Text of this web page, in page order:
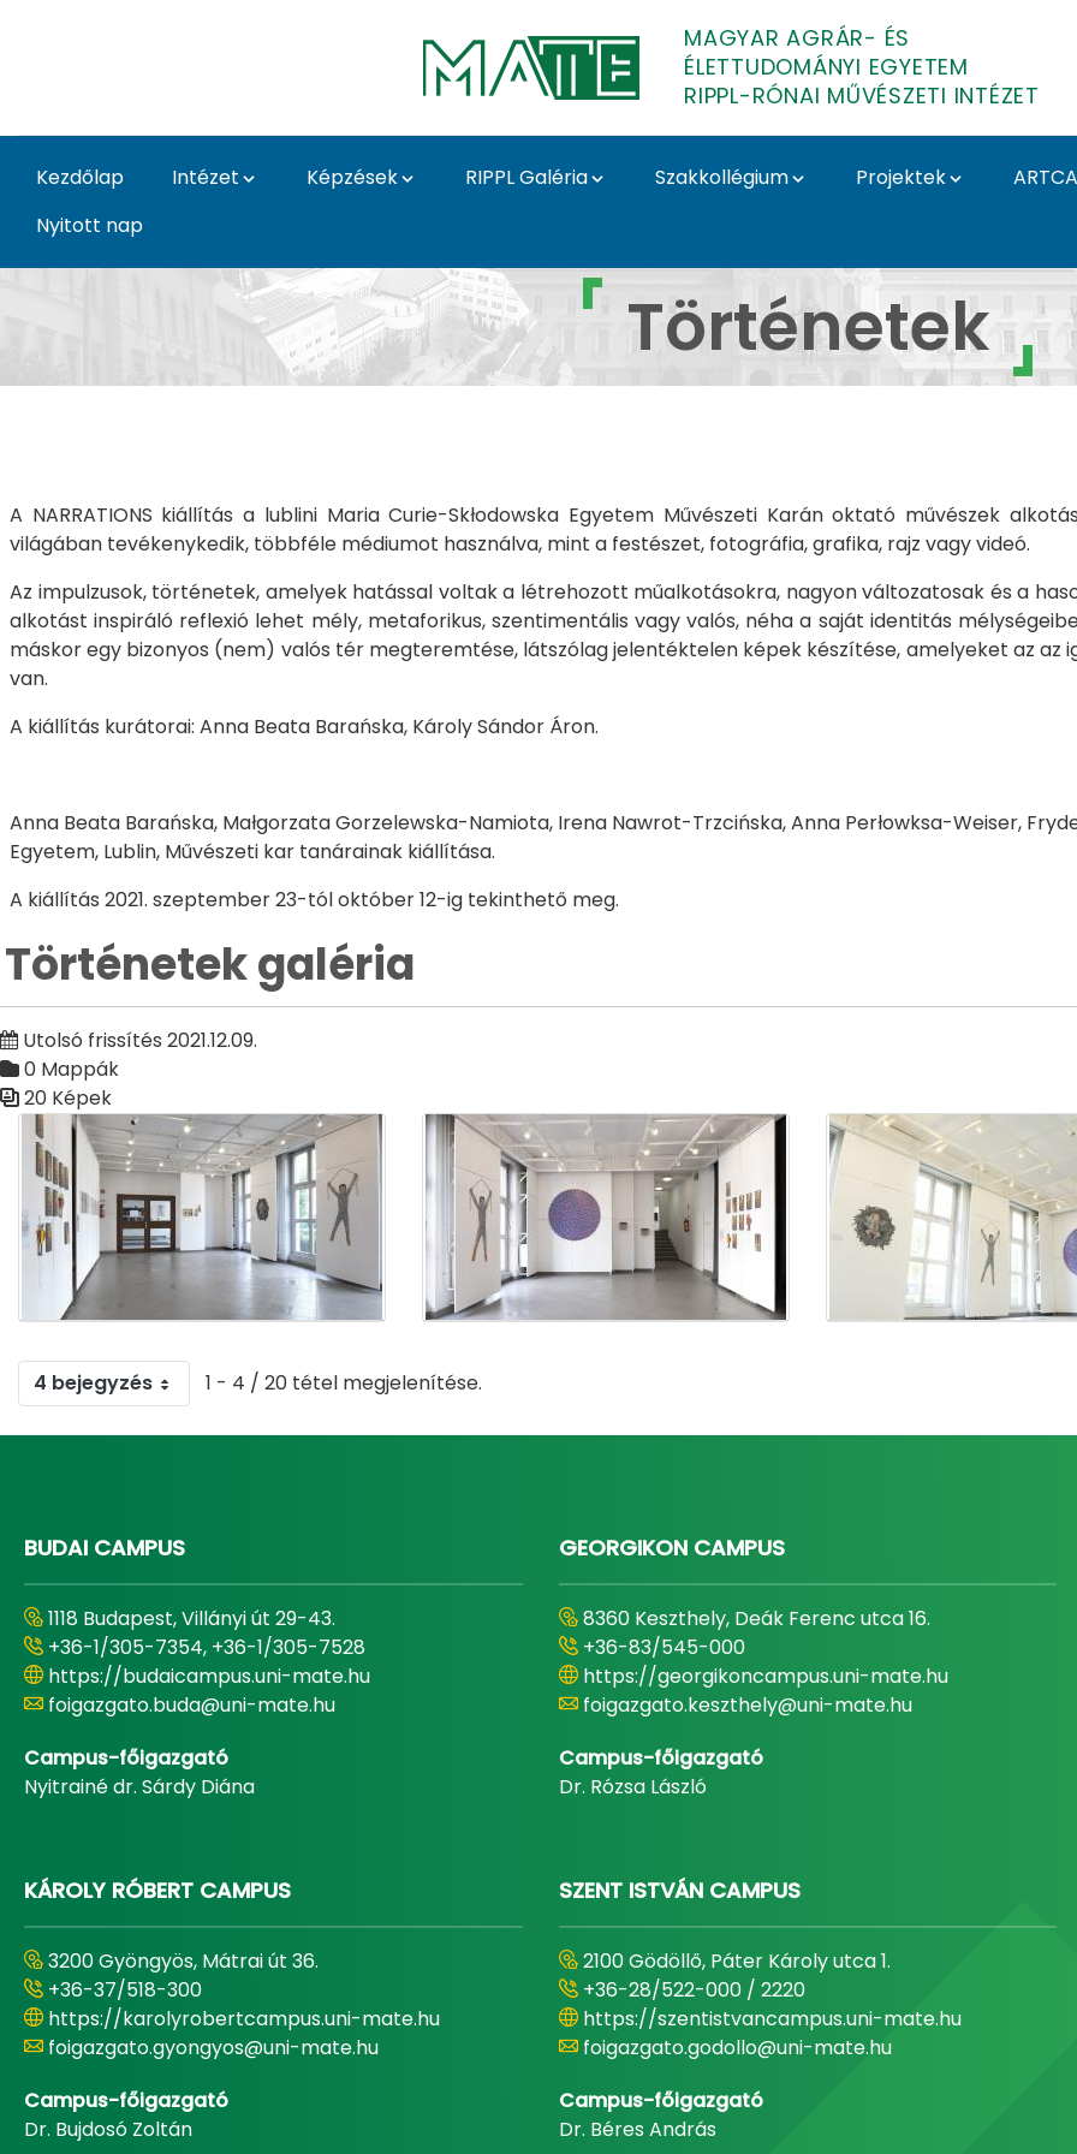
MAGYAR AGRÁR- ÉS
ÉLETTUDOMÁNYI EGYETEM
RIPPL-RÓNAI MŰVÉSZETI INTÉZET
Kezdőlap Intézet Képzések RIPPL Galéria Szakkollégium Projektek
Nyitott nap
Történetek galéria - Történetek - Rippl-
Történetek
A NARRATIONS kiállítás a lublini Maria Curie-Skłodowska Egyetem Művészeti Karán oktató művészek
világában tevékenykedik, többféle médiumot használva, mint a festészet, fotográfia, grafika, rajz vagy videó.
Az impulzusok, történetek, amelyek hatással voltak a létrehozott műalkotásokra, nagyon változatosak és a
alkotást inspiráló reflexió lehet mély, metaforikus, szentimentális vagy valós, néha a saját identitás
máskor egy bizonyos (nem) valós tér megteremtése, látszólag jelentéktelen képek készítése, amelyeket az az
van.
A kiállítás kurátorai: Anna Beata Barańska, Károly Sándor Áron.
Anna Beata Barańska, Małgorzata Gorzelewska-Namiota, Irena Nawrot-Trzcińska, Anna Perłowksa-Weiser,
Egyetem, Lublin, Művészeti kar tanárainak kiállítása.
A kiállítás 2021. szeptember 23-tól október 12-ig tekinthető meg.
Történetek galéria
Utolsó frissítés 2021.12.09.
0 Mappák
20 Képek
Médiatár
4 bejegyzés 1 - 4 / 20 tétel megjelenítése.
BUDAI CAMPUS
1118 Budapest, Villányi út 29-43.
+36-1/305-7354, +36-1/305-7528
https://budaicampus.uni-mate.hu
foigazgato.buda@uni-mate.hu
Campus-főigazgató
Nyitrainé dr. Sárdy Diána
GEORGIKON CAMPUS
8360 Keszthely, Deák Ferenc utca 16.
+36-83/545-000
https://georgikoncampus.uni-mate.hu
foigazgato.keszthely@uni-mate.hu
Campus-főigazgató
Dr. Rózsa László
KÁROLY RÓBERT CAMPUS
3200 Gyöngyös, Mátrai út 36.
+36-37/518-300
https://karolyrobertcampus.uni-mate.hu
foigazgato.gyongyos@uni-mate.hu
Campus-főigazgató
Dr. Bujdosó Zoltán
SZENT ISTVÁN CAMPUS
2100 Gödöllő, Páter Károly utca 1.
+36-28/522-000 / 2220
https://szentistvancampus.uni-mate.hu
foigazgato.godollo@uni-mate.hu
Campus-főigazgató
Dr. Béres András